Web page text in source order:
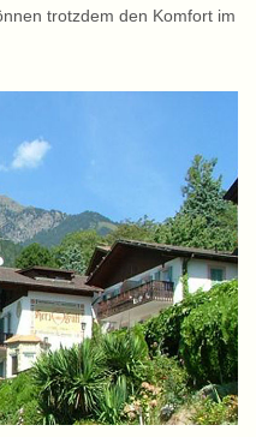
trotzdem den Komfort im